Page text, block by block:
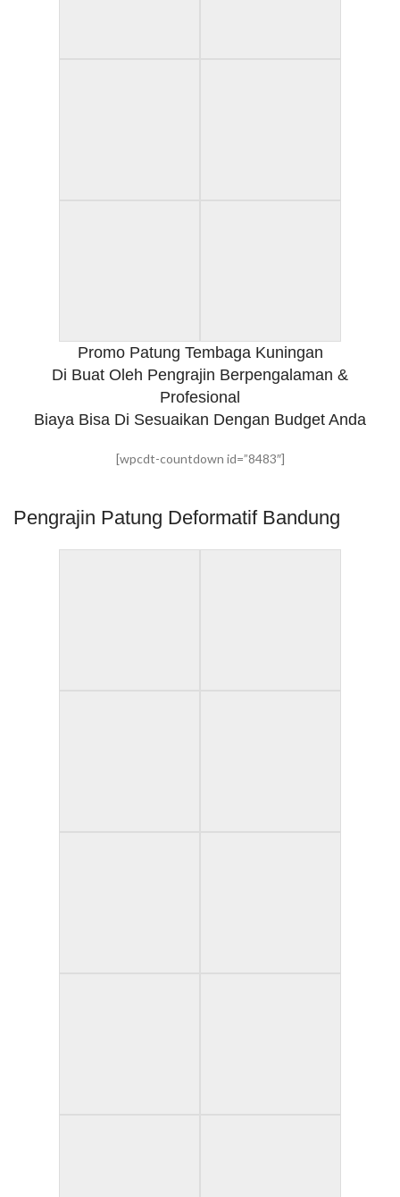
Promo Patung Tembaga Kuningan
Di Buat Oleh Pengrajin Berpengalaman &
Profesional
Biaya Bisa Di Sesuaikan Dengan Budget Anda
[wpcdt-countdown id=”8483″]
Pengrajin Patung Deformatif Bandung